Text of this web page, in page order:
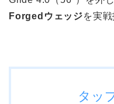
Forgedウェッジを実
タッ